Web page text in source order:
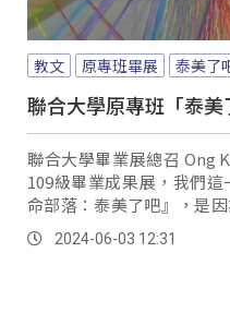
教文 原專班畢展 泰美了
聯合大學原專班「泰
聯合大學畢業展總召 Ong
109級畢業成果展，我們
命部落：泰美了吧』，是
跟阿美族這兩大族群，所
是希望各個觀展者在看我
2024-06-03 12:31